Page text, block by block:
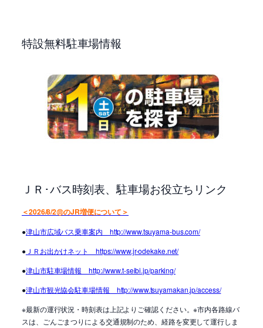
特設無料駐車場情報
ＪＲ･バス時刻表、駐車場お役立ちリンク
＜2026/8/2㊐のJR増便について＞
●津山市広域バス乗車案内 http://www.tsuyama-bus.com/
●ＪＲお出かけネット https://www.jr-odekake.net/
●津山市駐車場情報 http://www.t-seibi.jp/parking/
●津山市観光協会駐車場情報 http://www.tsuyamakan.jp/access/
※最新の運行状況・時刻表は上記よりご確認ください。※市内各路線バ
スは、ごんごまつりによる交通規制のため、経路を変更して運行しま